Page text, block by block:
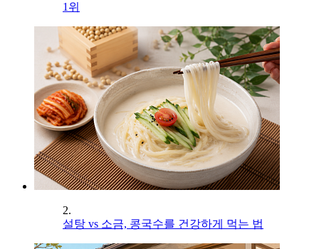
1위
2.
설탕 vs 소금, 콩국수를 건강하게 먹는 법